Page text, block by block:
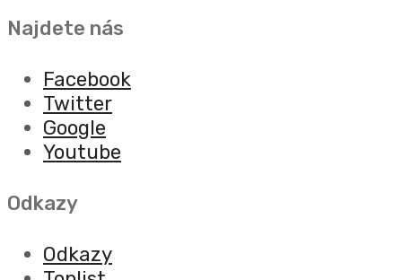
Najdete nás
Facebook
Twitter
Google
Youtube
Odkazy
Odkazy